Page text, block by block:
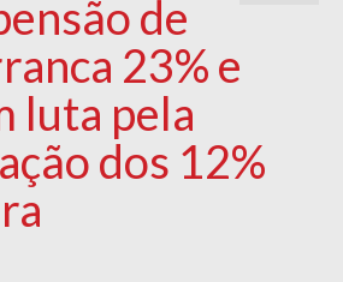
de
23% e
luta pela
dos 12%